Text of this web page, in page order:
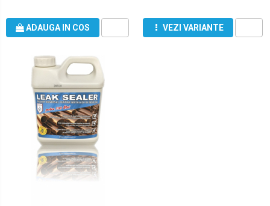
ADAUGA IN COS VEZI VARIANTE